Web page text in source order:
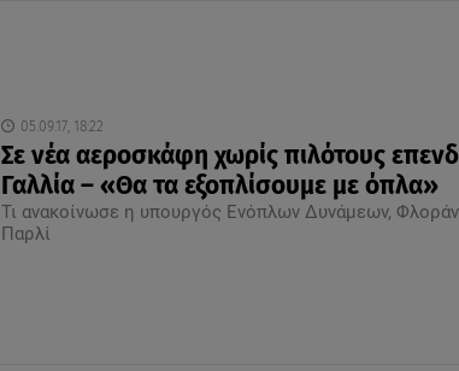
05.09.17, 18:22
Σε νέα αεροσκάφη χωρίς πιλότους
Γαλλία – «Θα τα εξοπλίσουμε με όπλα»
Τι ανακοίνωσε η υπουργός Ενόπλων Δυνάμεων,
Παρλί